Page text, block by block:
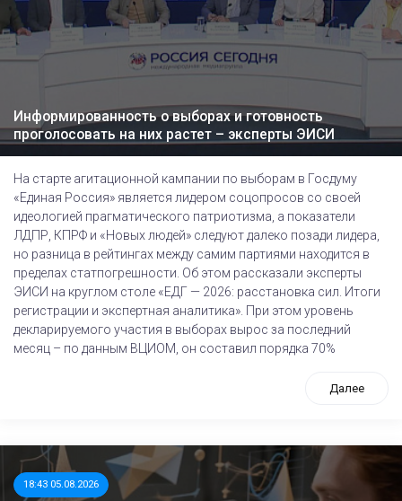
Информированность о выборах и готовность
проголосовать на них растет – эксперты ЭИСИ
На старте агитационной кампании по выборам в Госдуму
«Единая Россия» является лидером соцопросов со своей
идеологией прагматического патриотизма, а показатели
ЛДПР, КПРФ и «Новых людей» следуют далеко позади лидера,
но разница в рейтингах между самим партиями находится в
пределах статпогрешности. Об этом рассказали эксперты
ЭИСИ на круглом столе «ЕДГ — 2026: расстановка сил. Итоги
регистрации и экспертная аналитика». При этом уровень
декларируемого участия в выборах вырос за последний
месяц – по данным ВЦИОМ, он составил порядка 70%
Далее
18:43 05.08.2026